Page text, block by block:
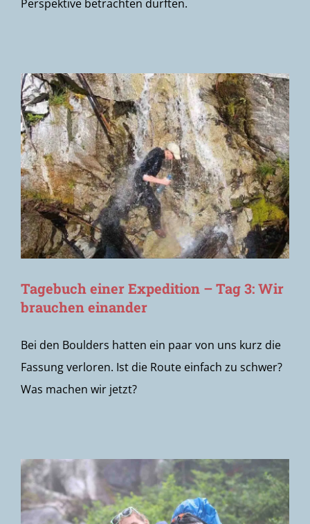
Perspektive betrachten durften.
Tagebuch einer Expedition – Tag 3: Wir
brauchen einander
Bei den Boulders hatten ein paar von uns kurz die
Fassung verloren. Ist die Route einfach zu schwer?
Was machen wir jetzt?